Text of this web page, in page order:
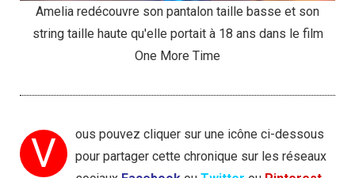
Amelia redécouvre son pantalon taille basse et son
string taille haute qu'elle portait à 18 ans dans le film
One More Time
V
ous pouvez cliquer sur une icône ci-dessous
pour partager cette chronique sur les réseaux